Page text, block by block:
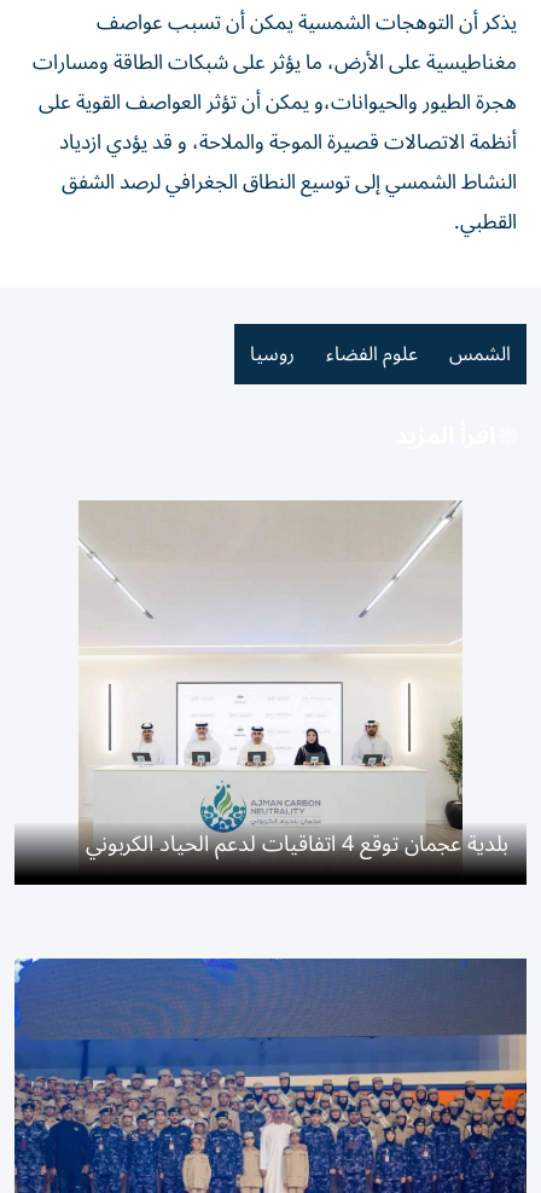
يذكر أن التوهجات الشمسية يمكن أن تسبب عواصف
مغناطيسية على الأرض، ما يؤثر على شبكات الطاقة ومسارات
هجرة الطيور والحيوانات،و يمكن أن تؤثر العواصف القوية على
أنظمة الاتصالات قصيرة الموجة والملاحة، و قد يؤدي ازدياد
النشاط الشمسي إلى توسيع النطاق الجغرافي لرصد الشفق
القطبي.
الشمس علوم الفضاء روسيا
بلدية عجمان توقع 4 اتفاقيات لدعم الحياد الكربوني